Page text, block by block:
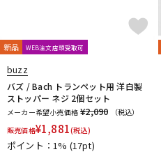
DJ機器
新品 WEB注文店頭受取可
buzz
バズ / Bach トランペット用 洋白製
ストッパー ネジ 2個セット
メーカー希望小売価格 ¥2,090
（税込）
販売価格¥1,881(税込)
ポイント：1% (17pt)